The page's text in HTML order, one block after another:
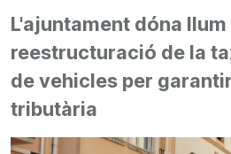
L'ajuntament dóna llum
reestructuració de la
de vehicles per
tributària